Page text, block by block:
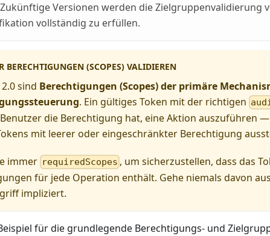
Versionen werden die Zielgruppenvalidierung
vollständig zu erfüllen.
BERECHTIGUNGEN (SCOPES) VALIDIEREN
sind Berechtigungen (Scopes) der primäre
. Ein gültiges Token mit der richtigen
die Berechtigung hat, eine Aktion auszuführen
mit leerer oder eingeschränkter Berechtigung
immer requiredScopes , um sicherzustellen, dass das
für jede Operation enthält. Gehe niemals davon
impliziert.
für die grundlegende Berechtigungs- und